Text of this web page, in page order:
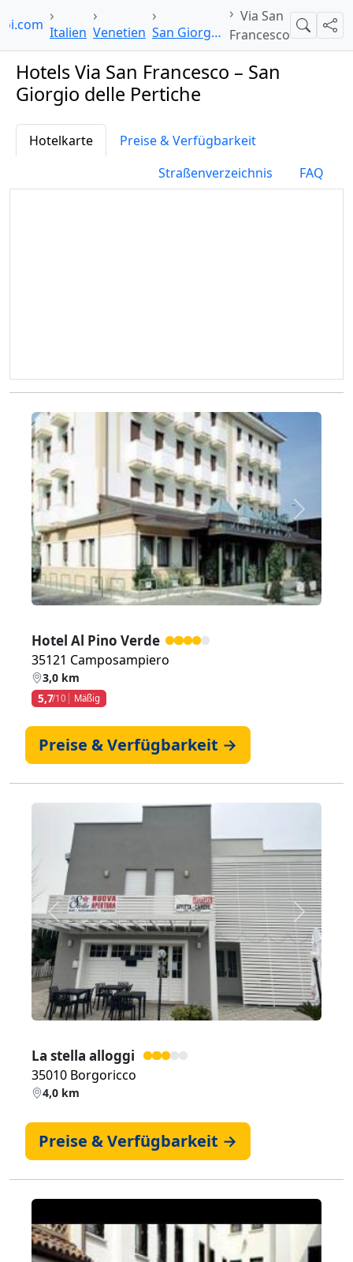
Italien Venetien San Giorgio delle Pertiche
Via San
Francesco
Suche
Hotels Via San Francesco – San
Giorgio delle Pertiche
Hotelkarte
Preise & Verfügbarkeit
Straßenverzeichnis
FAQ
Zurück Weiter
Hotel Al Pino Verde
35121 Camposampiero
3,0 km
5,7/10 Mäßig
Preise & Verfügbarkeit →
Zurück Weiter
La stella alloggi
35010 Borgoricco
4,0 km
Preise & Verfügbarkeit →